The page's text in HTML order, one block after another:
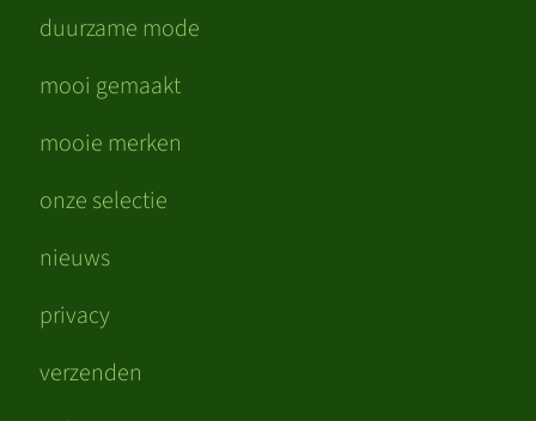
duurzame mode
mooi gemaakt
mooie merken
onze selectie
nieuws
privacy
verzenden